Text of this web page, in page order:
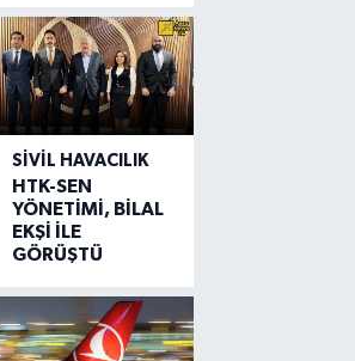
SIVIL HAVACILIK
HTK-SEN
YÖNETİMİ, BİLAL
EKŞİ İLE
GÖRÜŞTÜ